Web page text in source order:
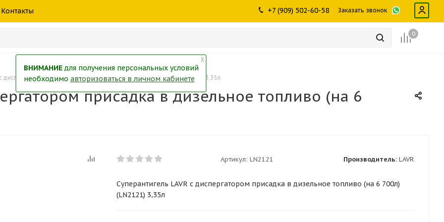
Контакты +7 (909) 502-60-58 Заказать звонок
0
Инструменты
Щетки, скребки,
Лампы
диспергатором присадка в дизельное топливо (на 6 700л) (LN2121) 3,35л
присадка в дизельное топливо (на 6
Артикул: LN2121 Производитель: LAVR
Суперантигель LAVR с диспергатором присадка в дизельное топливо (на 6 700л)
(LN2121) 3,35л
╳
ВНИМАНИЕдля получения персональных условий
необходимо авторизоваться в личном кабинете